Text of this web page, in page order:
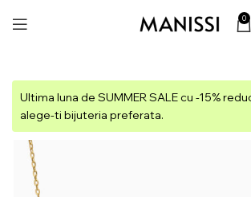
0
Ultima luna de SUMMER SALE cu -15%
alege-ti bijuteria preferata.